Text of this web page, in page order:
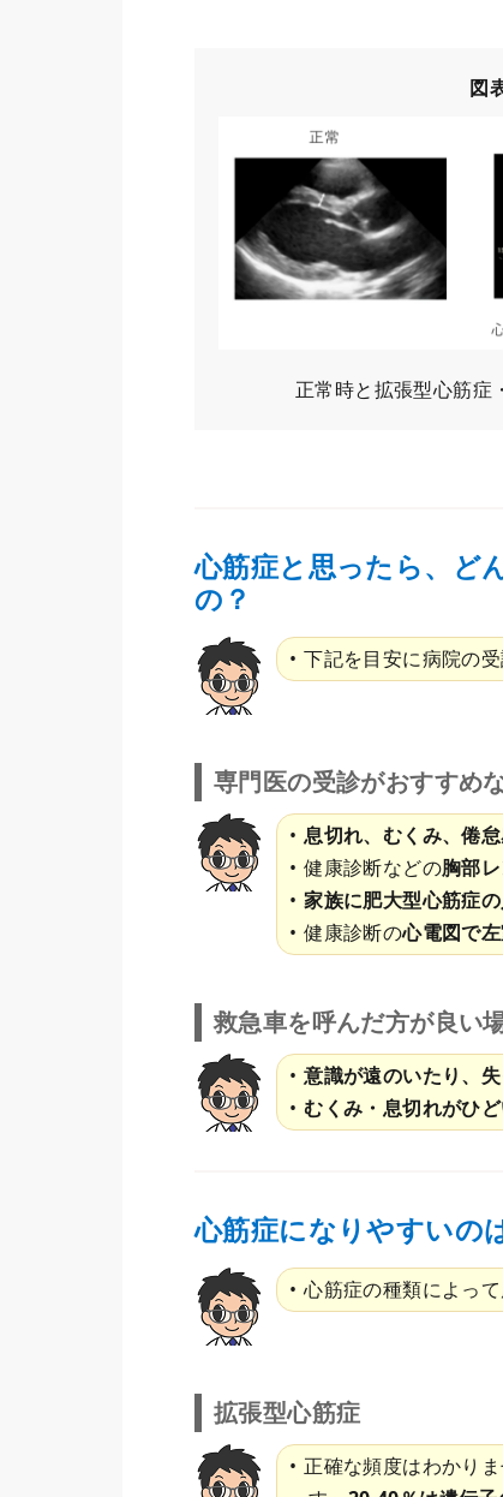
図
正常時と拡張型心筋症
心筋症と思ったら、ど
の？
下記を目安に病院の
専門医の受診がおすすめ
息切れ、むくみ、倦
健康診断などの胸部
家族に肥大型心筋症
健康診断の心電図で
救急車を呼んだ方が良い
意識が遠のいたり、
むくみ・息切れがひ
心筋症になりやすいの
心筋症の種類によって
拡張型心筋症
正確な頻度はわかり